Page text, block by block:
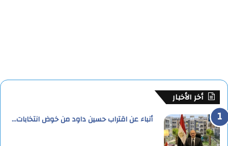
أخر الأخبار
أنباء عن اقتراب حسين داود من خوض انتخابات…